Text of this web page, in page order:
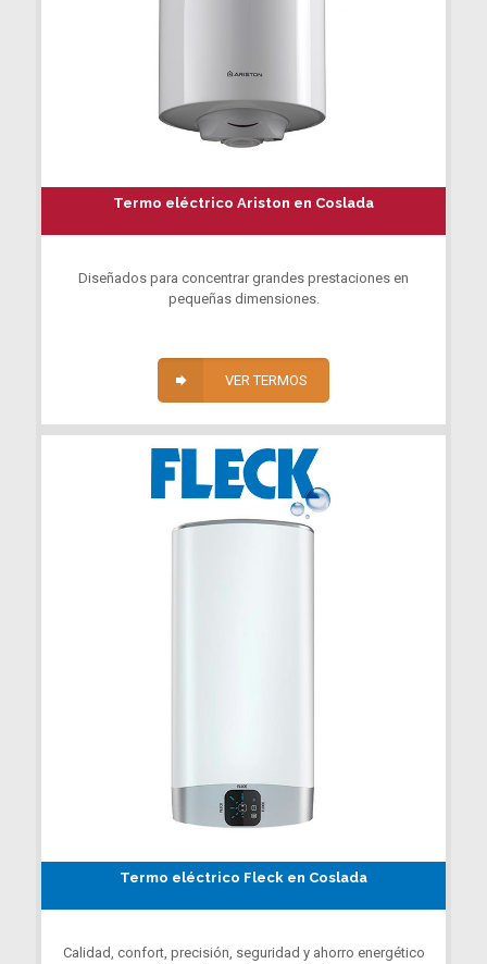
Termo eléctrico Ariston en Coslada
Diseñados para concentrar grandes prestaciones en
pequeñas dimensiones.
VER TERMOS
Termo eléctrico Fleck en Coslada
Calidad, confort, precisión, seguridad y ahorro energético